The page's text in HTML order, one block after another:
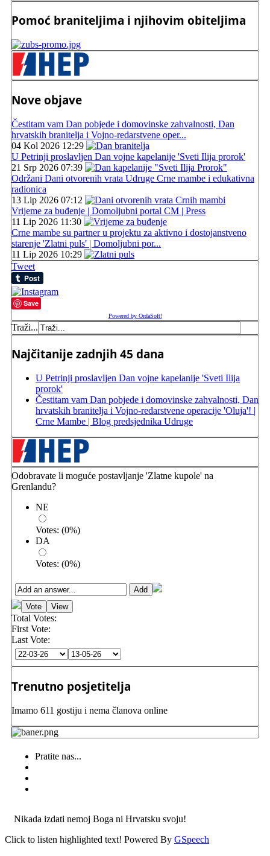
Pomoć braniteljima i njihovim obiteljima
Nove objave
Čestitam vam Dan pobjede i domovinske zahvalnosti, Dan
hrvatskih branitelja i Vojno-redarstvene oper...
04 Kol 2026 12:29
U Petrinji proslavljen Dan vojne kapelanije 'Sveti Ilija prorok'
21 Srp 2026 07:39
Održani Dani otvorenih vrata Udruge Crne mambe i edukativna
radionica
13 Lip 2026 07:12
Vrijeme za buđenje | Domoljubni portal CM | Press
11 Lip 2026 11:30
Crne mambe su partner u projektu za aktivno i dostojanstveno
starenje 'Zlatni puls' | Domoljubni por...
11 Lip 2026 10:29
Tweet
Save
Powered by OrdaSoft!
Traži...
Najčitanije zadnjih 45 dana
U Petrinji proslavljen Dan vojne kapelanije 'Sveti Ilija
prorok'
Čestitam vam Dan pobjede i domovinske zahvalnosti, Dan
hrvatskih branitelja i Vojno-redarstvene operacije 'Oluja'! |
Crne Mambe | Blog predsjednika Udruge
Odobravate li moguće postavljanje 'Zlatne kupole' na
Grenlandu?
NE
Votes: (0%)
DA
Votes: (0%)
Total Votes:
First Vote:
Last Vote:
Trenutno posjetitelja
Imamo 611 gostiju i nema članova online
Pratite nas...
Nikada izdati nemoj Boga ni Hrvatsku svoju!
Click to listen highlighted text! Powered By GSpeech